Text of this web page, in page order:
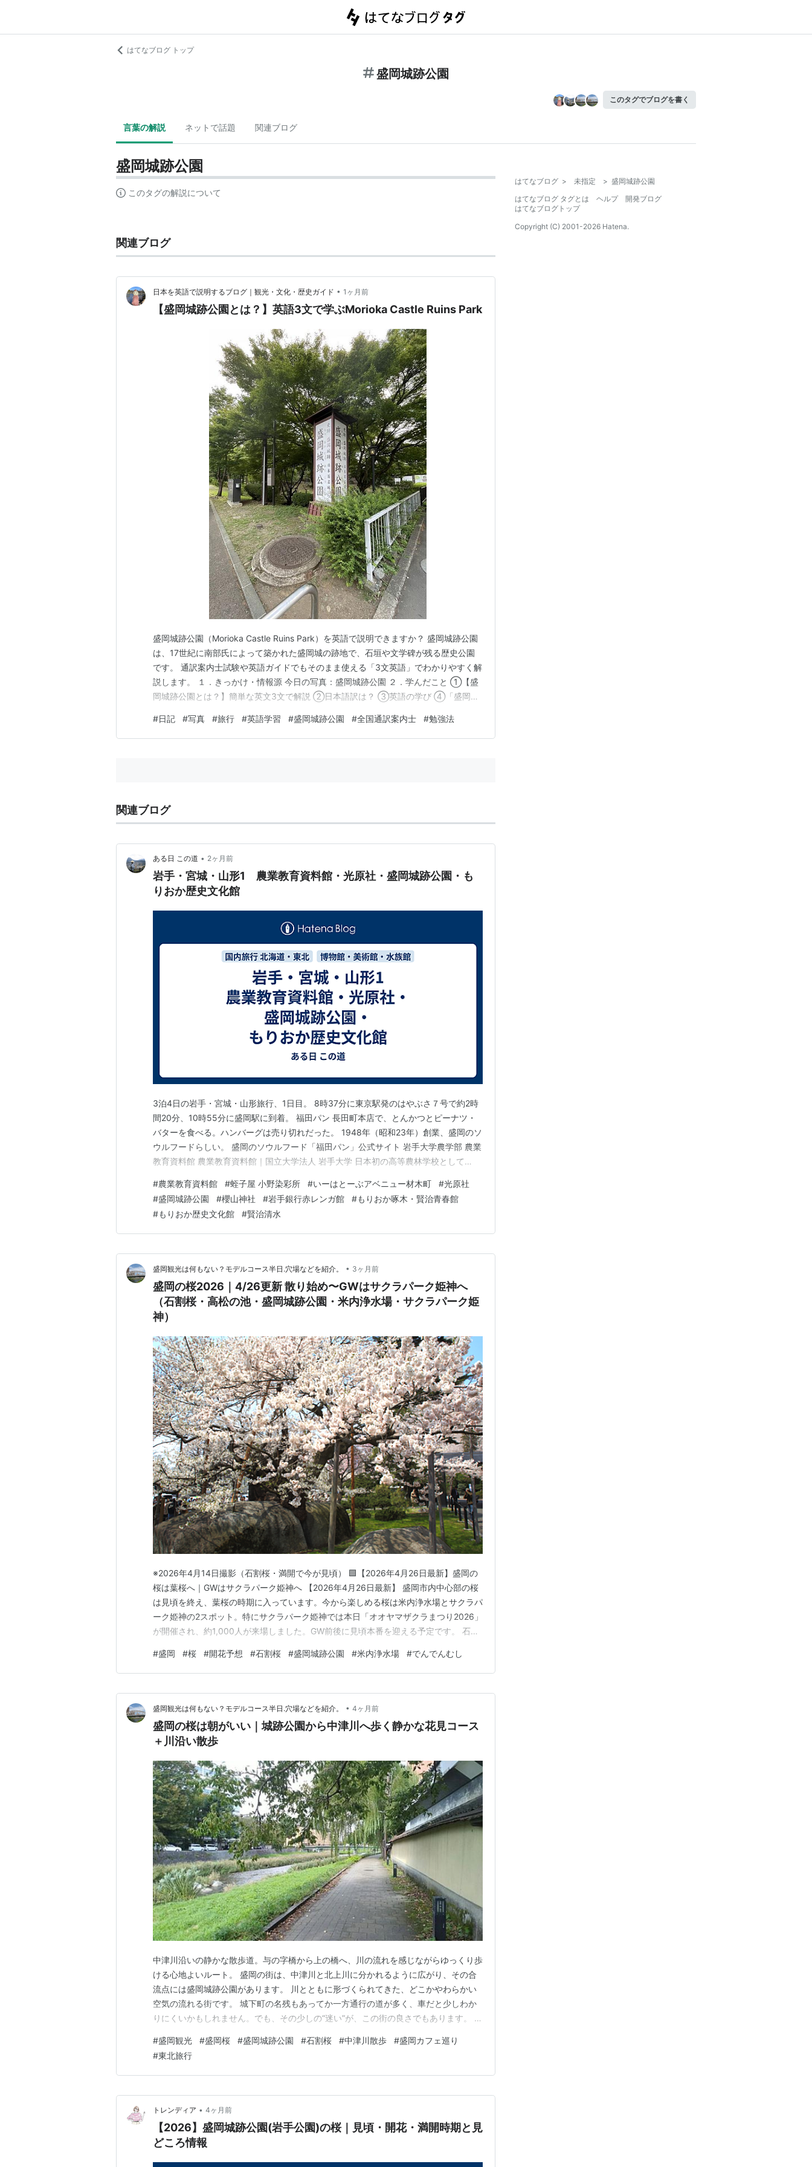
はてなブログ トップ
盛岡城跡公園
このタグでブログを書く
言葉の解説 ネットで話題 関連ブログ
盛岡城跡公園
このタグの解説について
関連ブログ
日本を英語で説明するブログ｜観光・文化・歴史ガイド • 1ヶ月前
【盛岡城跡公園とは？】英語3文で学ぶMorioka Castle Ruins Park
盛岡城跡公園（Morioka Castle Ruins Park）を英語で説明できますか？ 盛岡城跡公園
は、17世紀に南部氏によって築かれた盛岡城の跡地で、石垣や文学碑が残る歴史公園
です。 通訳案内士試験や英語ガイドでもそのまま使える「3文英語」でわかりやすく解
説します。 １．きっかけ・情報源 今日の写真：盛岡城跡公園 ２．学んだこと ①【盛
岡城跡公園とは？】簡単な英文3文で解説 ②日本語訳は？ ③英語の学び ④「盛岡城
・原敬 ３．コメントと参考英語動画 ４．全国通訳案内士試験問題 ５．ブログ内リンク
（トップペ…
#日記 #写真 #旅行 #英語学習 #盛岡城跡公園 #全国通訳案内士 #勉強法
関連ブログ
ある日 この道 • 2ヶ月前
岩手・宮城・山形1 農業教育資料館・光原社・盛岡城跡公園・も
りおか歴史文化館
3泊4日の岩手・宮城・山形旅行、1日目。 8時37分に東京駅発のはやぶさ７号で約2時
間20分、10時55分に盛岡駅に到着。 福田パン 長田町本店で、とんかつとピーナツ・
バターを食べる。ハンバーグは売り切れだった。 1948年（昭和23年）創業、盛岡のソ
ウルフードらしい。 盛岡のソウルフード「福田パン」公式サイト 岩手大学農学部 農業
教育資料館 農業教育資料館｜国立大学法人 岩手大学 日本初の高等農林学校として
年）12月に建てられた。青森ヒバを用いた明治後期を代表する木造二階建ての欧風建
築。 1994年（平成6年…
#農業教育資料館 #蛭子屋 小野染彩所 #いーはとーぶアベニュー材木町 #光原社
#盛岡城跡公園 #櫻山神社 #岩手銀行赤レンガ館 #もりおか啄木・賢治青春館
#もりおか歴史文化館 #賢治清水
盛岡観光は何もない？モデルコース半日.穴場などを紹介。 • 3ヶ月前
盛岡の桜2026｜4/26更新 散り始め〜GWはサクラパーク姫神へ
（石割桜・高松の池・盛岡城跡公園・米内浄水場・サクラパーク姫
神）
※2026年4月14日撮影（石割桜・満開で今が見頃） 🟩【2026年4月26日最新】盛岡の
桜は葉桜へ｜GWはサクラパーク姫神へ 【2026年4月26日最新】 盛岡市内中心部の桜
は見頃を終え、葉桜の時期に入っています。今から楽しめる桜は米内浄水場とサクラパ
ーク姫神の2スポット。特にサクラパーク姫神では本日「オオヤマザクラまつり2026」
が開催され、約1,000人が来場しました。GW前後に見頃本番を迎える予定です。 石割
階） 米内浄水場：満開（5/8まで一般公開中・今が見頃） サクラパーク姫神：咲き始
め〜見頃前半（GW前…
#盛岡 #桜 #開花予想 #石割桜 #盛岡城跡公園 #米内浄水場 #でんでんむし
盛岡観光は何もない？モデルコース半日.穴場などを紹介。 • 4ヶ月前
盛岡の桜は朝がいい｜城跡公園から中津川へ歩く静かな花見コース
＋川沿い散歩
中津川沿いの静かな散歩道。与の字橋から上の橋へ、川の流れを感じながらゆっくり歩
ける心地よいルート。 盛岡の街は、中津川と北上川に分かれるように広がり、その合
流点には盛岡城跡公園があります。 川とともに形づくられてきた、どこかやわらかい
空気の流れる街です。 城下町の名残もあってか一方通行の道が多く、車だと少しわか
りにくいかもしれません。でも、その少しの“迷い”が、この街の良さでもあります。 川
決めすぎずに歩くくらいがちょうどいい街です。 観光スポットは市内中心部にまとま
っているので、1日あれば無理なく回れるのも魅力。だ…
#盛岡観光 #盛岡桜 #盛岡城跡公園 #石割桜 #中津川散歩 #盛岡カフェ巡り
#東北旅行
トレンディア • 4ヶ月前
【2026】盛岡城跡公園(岩手公園)の桜｜見頃・開花・満開時期と見
どころ情報
はてなブログ > 未指定 > 盛岡城跡公園
はてなブログ タグとは
ヘルプ
開発ブログ
はてなブログトップ
Copyright (C) 2001-2026 Hatena.